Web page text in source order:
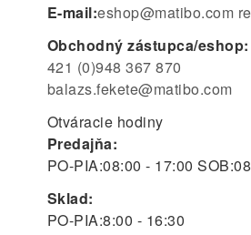
E-mail:eshop@matibo.com
Obchodný zástupca/eshop:
421 (0)948 367 870
balazs.fekete@matibo.com
Otváracie hodiny
Predajňa:
PO-PIA:08:00 - 17:00 SOB:
Sklad:
PO-PIA:8:00 - 16:30